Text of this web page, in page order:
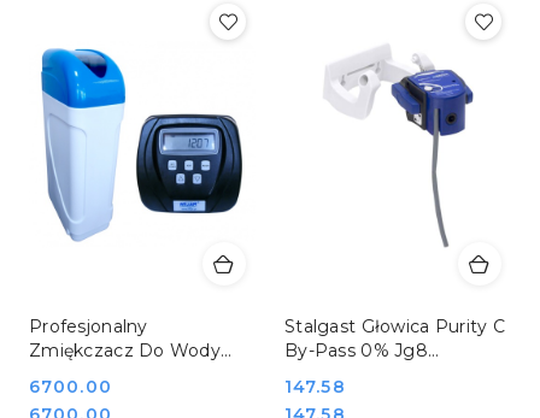
Profesjonalny
Zmiękczacz Do Wody
legant Cl Mijar Maxi
Cena:
6700.00
Cena:
Stalgast Głowica Purity C
By-Pass 0% Jg8
822800
Cena:
147.58
Cena: